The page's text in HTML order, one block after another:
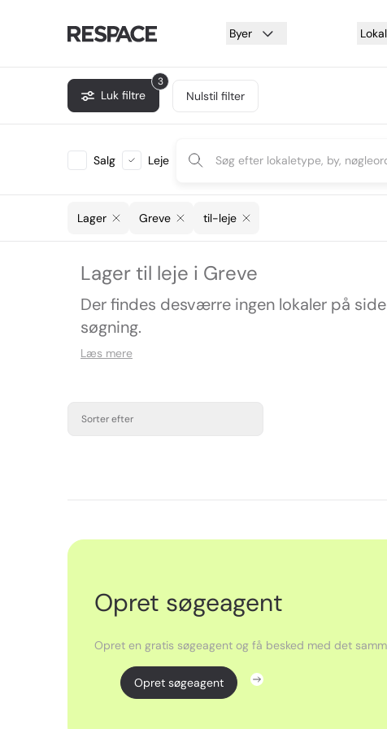
Byer
3
Luk filtre Nulstil filter
Salg Leje
Lager Greve til-leje
Lager til leje i Greve
Der findes desværre ingen lokaler på
søgning.
Læs mere
Sorter efter
Opret søgeagent
Opret en gratis søgeagent og få besked med det
Opret søgeagent